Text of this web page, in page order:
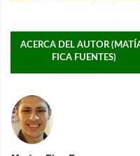
ACERCA DEL AUTOR
FICA FUENTES)